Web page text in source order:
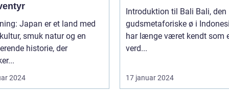
Japan er et land med
smuk natur og en
historie, der
2024
Introduktion til Bali Bali, den
gudsmetaforiske ø i
har længe været kendt som
verd...
17 januar 2024